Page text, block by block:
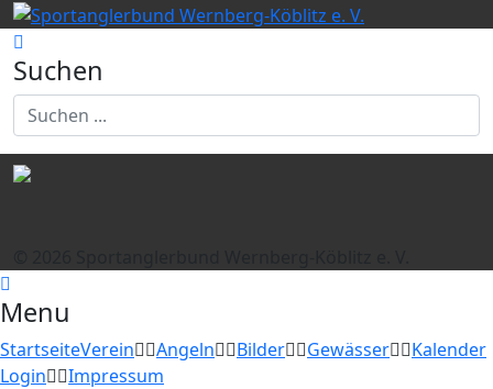
Suchen
Menu
StartseiteVerein Angeln Bilder Gewässer
Kalender
Login
Impressum